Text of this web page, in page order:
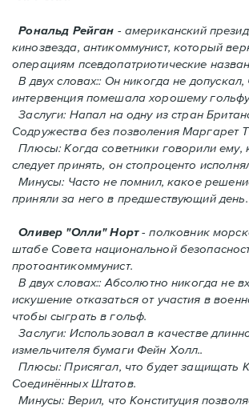
Рональд Рейган - американский
кинозвезда, антикоммунист, который
операциям псевдопатриотические
В двух словах:: Он никогда не
интервенция помешала хорошему
Заслуги: Напал на одну из стран
Содружества без позволения Mаргарет
Плюсы: Когда советники говорили ему,
следует принять, oн стопроценто
Минусы: Часто не помнил, какое
приняли за него в предшествующий день.
Оливер "Олли" Норт- полковник
штабе Совета национальной
протоантикоммунист.
В двух словах:: Абсолютно никогда не
искушение отказаться от участия в
чтобы сыграть в гольф.
Заслуги: Использовал в качестве
измельчителя бумаги Фейн Холл..
Плюсы: Присягал, что будет защищать
Соединённых Штатов.
Минусы: Верил, что Конституция